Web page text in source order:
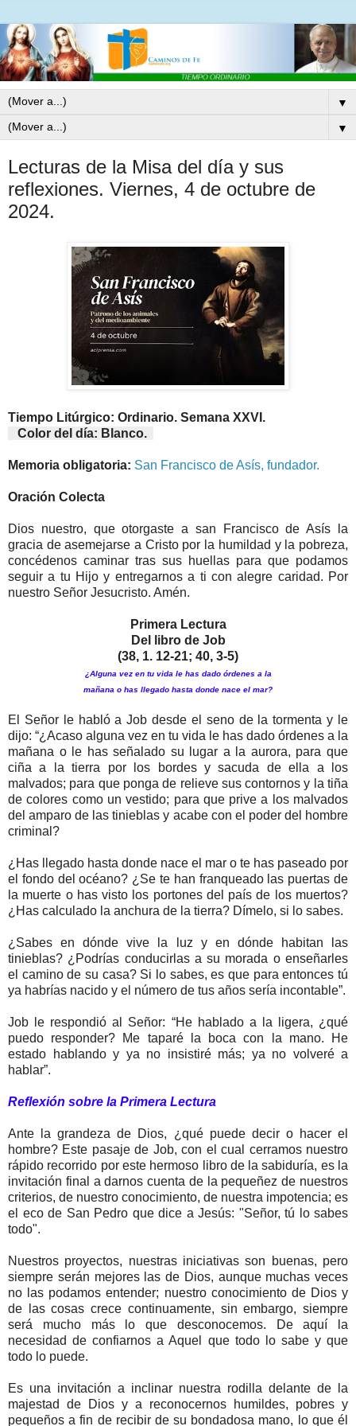
▼
▼
Lecturas de la Misa del día y sus
reflexiones. Viernes, 4 de octubre de
2024.
Tiempo Litúrgico: Ordinario. Semana XXVI.
Color del día: Blanco.
Memoria obligatoria: San Francisco de Asís, fundador.
Oración Colecta
Dios nuestro, que otorgaste a san Francisco de Asís la
gracia de asemejarse a Cristo por la humildad y la pobreza,
concédenos caminar tras sus huellas para que podamos
seguir a tu Hijo y entregarnos a ti con alegre caridad. Por
nuestro Señor Jesucristo. Amén.
Primera Lectura
Del libro de Job
(38, 1. 12-21; 40, 3-5)
¿Alguna vez en tu vida le has dado órdenes a la
mañana o has llegado hasta donde nace el mar?
El Señor le habló a Job desde el seno de la tormenta y le
dijo: “¿Acaso alguna vez en tu vida le has dado órdenes a la
mañana o le has señalado su lugar a la aurora, para que
ciña a la tierra por los bordes y sacuda de ella a los
malvados; para que ponga de relieve sus contornos y la tiña
de colores como un vestido; para que prive a los malvados
del amparo de las tinieblas y acabe con el poder del hombre
criminal?
¿Has llegado hasta donde nace el mar o te has paseado por
el fondo del océano? ¿Se te han franqueado las puertas de
la muerte o has visto los portones del país de los muertos?
¿Has calculado la anchura de la tierra? Dímelo, si lo sabes.
¿Sabes en dónde vive la luz y en dónde habitan las
tinieblas? ¿Podrías conducirlas a su morada o enseñarles
el camino de su casa? Si lo sabes, es que para entonces tú
ya habrías nacido y el número de tus años sería incontable”.
Job le respondió al Señor: “He hablado a la ligera, ¿qué
puedo responder? Me taparé la boca con la mano. He
estado hablando y ya no insistiré más; ya no volveré a
hablar”.
Reflexión sobre la Primera Lectura
Ante la grandeza de Dios, ¿qué puede decir o hacer el
hombre? Este pasaje de Job, con el cual cerramos nuestro
rápido recorrido por este hermoso libro de la sabiduría, es la
invitación final a darnos cuenta de la pequeñez de nuestros
criterios, de nuestro conocimiento, de nuestra impotencia; es
el eco de San Pedro que dice a Jesús: "Señor, tú lo sabes
todo".
Nuestros proyectos, nuestras iniciativas son buenas, pero
siempre serán mejores las de Dios, aunque muchas veces
no las podamos entender; nuestro conocimiento de Dios y
de las cosas crece continuamente, sin embargo, siempre
será mucho más lo que desconocemos. De aquí la
necesidad de confiarnos a Aquel que todo lo sabe y que
todo lo puede.
Es una invitación a inclinar nuestra rodilla delante de la
majestad de Dios y a reconocernos humildes, pobres y
pequeños a fin de recibir de su bondadosa mano, lo que él